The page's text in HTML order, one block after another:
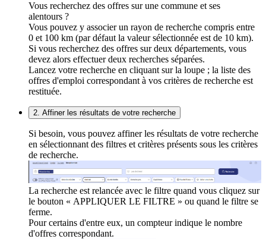
Vous recherchez des offres sur une commune et ses
alentours ?
Vous pouvez y associer un rayon de recherche compris entre
0 et 100 km (par défaut la valeur sélectionnée est de 10 km).
Si vous recherchez des offres sur deux départements, vous
devez alors effectuer deux recherches séparées.
Lancez votre recherche en cliquant sur la loupe ; la liste des
offres d'emploi correspondant à vos critères de recherche est
restituée.
2. Affiner les résultats de votre recherche
Si besoin, vous pouvez affiner les résultats de votre recherche
en sélectionnant des filtres et critères présents sous les critères
de recherche.
La recherche est relancée avec le filtre quand vous cliquez sur
le bouton « APPLIQUER LE FILTRE » ou quand le filtre se
ferme.
Pour certains d'entre eux, un compteur indique le nombre
d'offres correspondant.